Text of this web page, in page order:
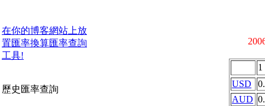
在你的博客網站上放
置匯率換算匯率查詢
工具!
歷史匯率查詢
1
USD
AUD